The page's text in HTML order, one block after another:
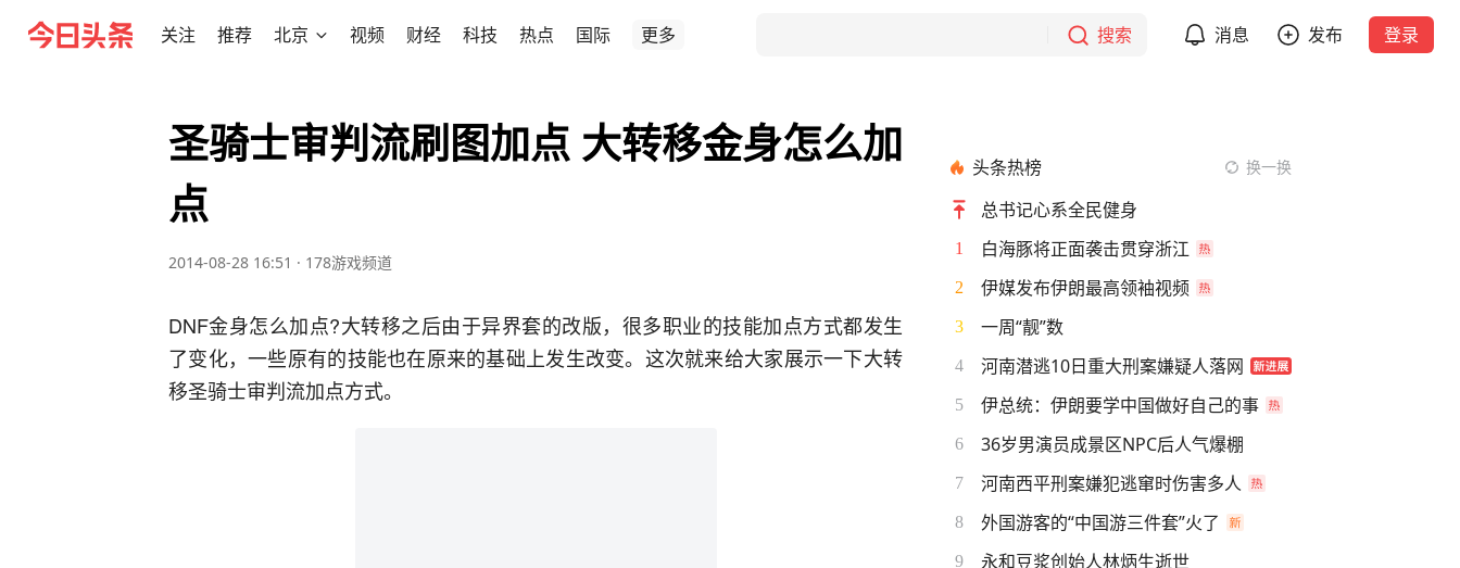
关注 推荐 北京 视频 财经 科技 热点 国际 更多 搜索 消息 发布 登录
圣骑士审判流刷图加点 大转移金身怎么加
点
2014-08-28 16:51 · 178游戏频道
DNF金身怎么加点?大转移之后由于异界套的改版，很多职业的技能加点方式都发生
了变化，一些原有的技能也在原来的基础上发生改变。这次就来给大家展示一下大转
移圣骑士审判流加点方式。
头条热榜 换一换
总书记心系全民健身
1 白海豚将正面袭击贯穿浙江
2 伊媒发布伊朗最高领袖视频
3 一周“靓”数
4 河南潜逃10日重大刑案嫌疑人落网
5 伊总统：伊朗要学中国做好自己的事
6 36岁男演员成景区NPC后人气爆棚
7 河南西平刑案嫌犯逃窜时伤害多人
8 外国游客的“中国游三件套”火了
9 永和豆浆创始人林炳生逝世